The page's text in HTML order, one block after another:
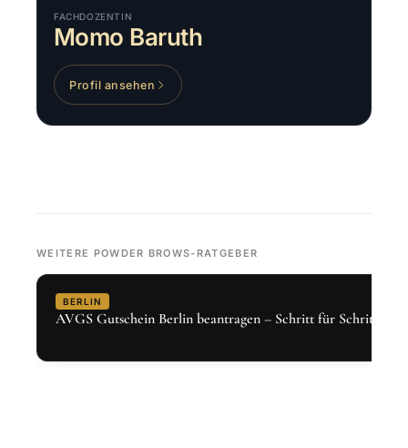
FACHDOZENTIN
Momo Baruth
Profil ansehen
WEITERE POWDER BROWS-RATGEBER
BERLIN
AVGS Gutschein Berlin beantragen – Schritt für Schritt 2026